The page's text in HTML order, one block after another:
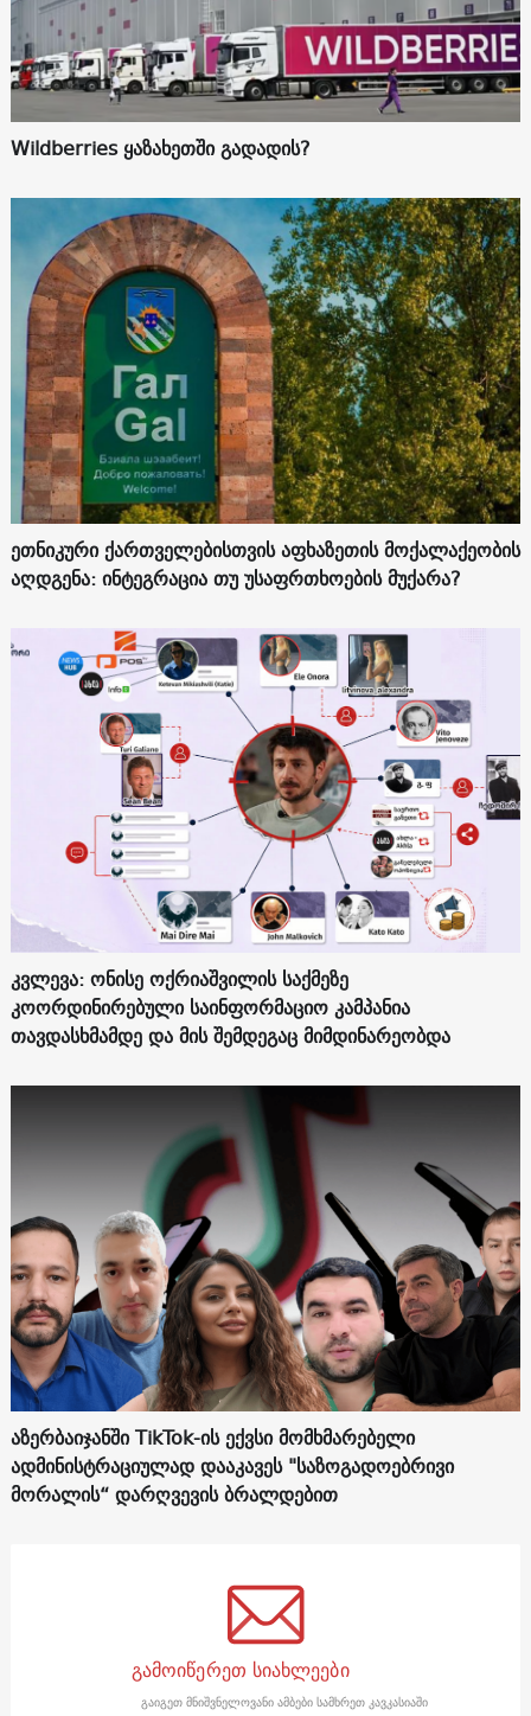
Wildberries ყაზახეთში გადადის?
ეთნიკური ქართველებისთვის აფხაზეთის მოქალაქეობის
აღდგენა: ინტეგრაცია თუ უსაფრთხოების მუქარა?
კვლევა: ონისე ოქრიაშვილის საქმეზე
კოორდინირებული საინფორმაციო კამპანია
თავდასხმამდე და მის შემდეგაც მიმდინარეობდა
აზერბაიჯანში TikTok-ის ექვსი მომხმარებელი
ადმინისტრაციულად დააკავეს "საზოგადოებრივი
მორალის“ დარღვევის ბრალდებით
გამოიწერეთ სიახლეები
გაიგეთ მნიშვნელოვანი ამბები სამხრეთ კავკასიაში